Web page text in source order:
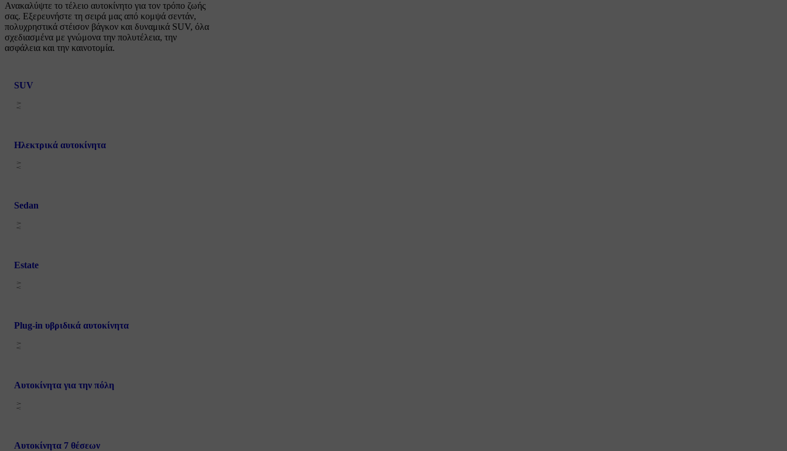
Ανακαλύψτε το τέλειο αυτοκίνητο για τον τρόπο ζωής
σας. Εξερευνήστε τη σειρά μας από κομψά σεντάν,
πολυχρηστικά στέισον βάγκον και δυναμικά SUV, όλα
σχεδιασμένα με γνώμονα την πολυτέλεια, την
ασφάλεια και την καινοτομία.
SUV
Ηλεκτρικά αυτοκίνητα
Sedan
Estate
Plug-in υβριδικά αυτοκίνητα
Αυτοκίνητα για την πόλη
Αυτοκίνητα 7 θέσεων